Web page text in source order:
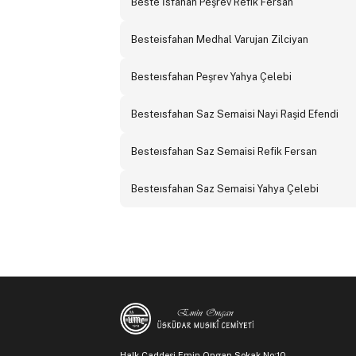
Besteisfahan Medhal Varujan Zilciyan
Besteısfahan Peşrev Yahya Çelebi
Besteısfahan Saz Semaisi Nayi Raşid Efendi
Besteısfahan Saz Semaisi Refik Fersan
Besteısfahan Saz Semaisi Yahya Çelebi